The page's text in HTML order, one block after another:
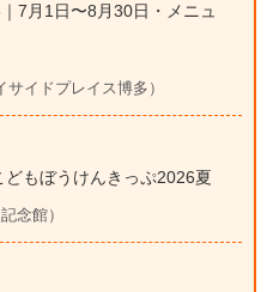
7月1日〜8月30日・メニュ
イドプレイス博多）
もぼうけんきっぷ2026夏
念館）